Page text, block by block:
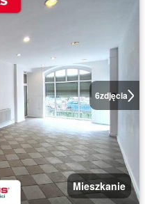
6zdjęcia
Mieszkanie